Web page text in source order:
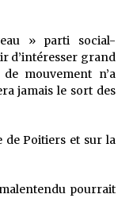
» parti social-
d’intéresser grand
mouvement n’a
jamais le sort des
de Poitiers et sur la
pourrait